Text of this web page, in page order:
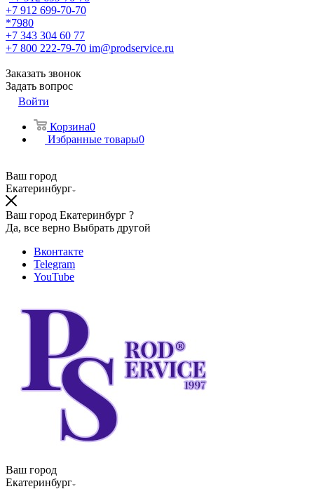
+7 912 699-70-70
*7980
+7 343 304 60 77
+7 800 222-79-70 im@prodservice.ru
Заказать звонок
Задать вопрос
Войти
Корзина0
Избранные товары0
Ваш город
Екатеринбург
Ваш город Екатеринбург ?
Да, все верно Выбрать другой
Вконтакте
Telegram
YouTube
Ваш город
Екатеринбург